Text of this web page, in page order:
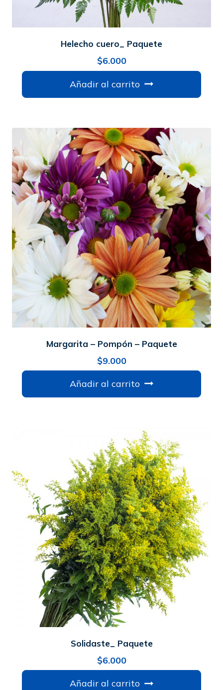
Helecho cuero_ Paquete
$6.000
Añadir al carrito
Margarita – Pompón – Paquete
$9.000
Añadir al carrito
Solidaste_ Paquete
$6.000
Añadir al carrito